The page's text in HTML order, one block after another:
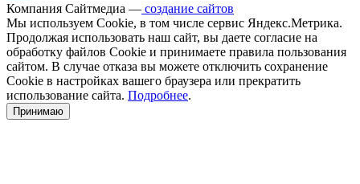
Компания Сайтмедиа — создание сайтов
Мы используем Cookie, в том числе сервис Яндекс.Метрика.
Продолжая использовать наш сайт, вы даете согласие на
обработку файлов Cookie и принимаете правила пользования
сайтом. В случае отказа вы можете отключить сохранение
Cookie в настройках вашего браузера или прекратить
использование сайта. Подробнее.
Принимаю